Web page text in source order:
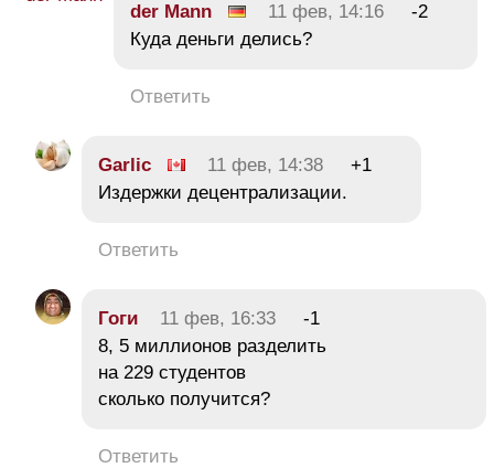
der Mann 11 фев, 14:16
-2
Куда деньги делись?
Ответить
Garlic 11 фев, 14:38
+1
Издержки децентрализации.
Ответить
Гоги 11 фев, 16:33
-1
8, 5 миллионов разделить
на 229 студентов
сколько получится?
Ответить